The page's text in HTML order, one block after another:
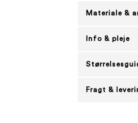
Materiale &
Info & pleje
Fragt &